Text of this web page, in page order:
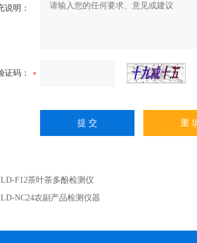
说明：
证码：
LD-F12茶叶茶多酚检测仪
LD-NC24农副产品检测仪器